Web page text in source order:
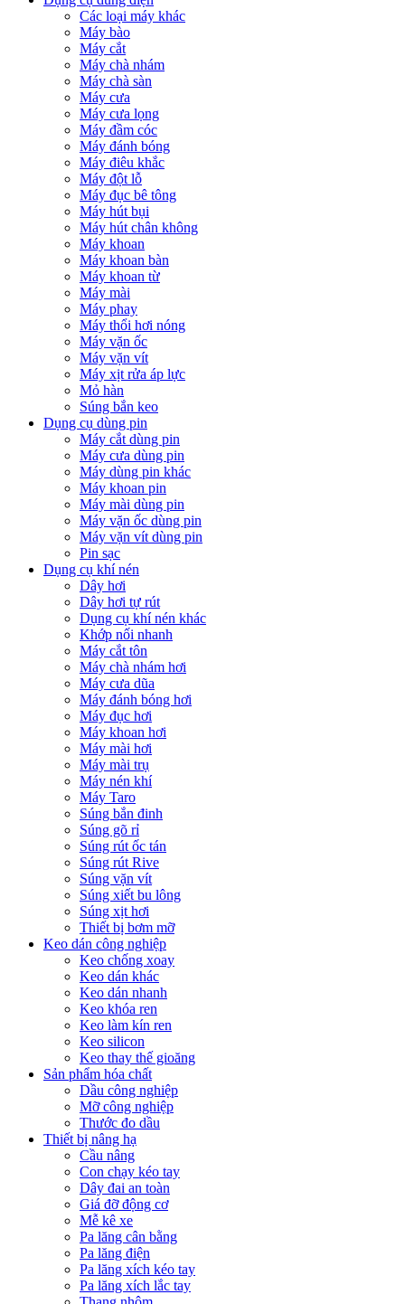
Các loại máy khác
Máy bào
Máy cắt
Máy chà nhám
Máy chà sàn
Máy cưa
Máy cưa lọng
Máy đầm cóc
Máy đánh bóng
Máy điêu khắc
Máy đột lỗ
Máy đục bê tông
Máy hút bụi
Máy hút chân không
Máy khoan
Máy khoan bàn
Máy khoan từ
Máy mài
Máy phay
Máy thổi hơi nóng
Máy vặn ốc
Máy vặn vít
Máy xịt rửa áp lực
Mỏ hàn
Súng bắn keo
Dụng cụ dùng pin
Máy cắt dùng pin
Máy cưa dùng pin
Máy dùng pin khác
Máy khoan pin
Máy mài dùng pin
Máy vặn ốc dùng pin
Máy vặn vít dùng pin
Pin sạc
Dụng cụ khí nén
Dây hơi
Dây hơi tự rút
Dụng cụ khí nén khác
Khớp nối nhanh
Máy cắt tôn
Máy chà nhám hơi
Máy cưa dũa
Máy đánh bóng hơi
Máy đục hơi
Máy khoan hơi
Máy mài hơi
Máy mài trụ
Máy nén khí
Máy Taro
Súng bắn đinh
Súng gõ rỉ
Súng rút ốc tán
Súng rút Rive
Súng vặn vít
Súng xiết bu lông
Súng xịt hơi
Thiết bị bơm mỡ
Keo dán công nghiệp
Keo chống xoay
Keo dán khác
Keo dán nhanh
Keo khóa ren
Keo làm kín ren
Keo silicon
Keo thay thế gioăng
Sản phẩm hóa chất
Dầu công nghiệp
Mỡ công nghiệp
Thước đo dầu
Thiết bị nâng hạ
Cầu nâng
Con chạy kéo tay
Dây đai an toàn
Giá đỡ động cơ
Mễ kê xe
Pa lăng cân bằng
Pa lăng điện
Pa lăng xích kéo tay
Pa lăng xích lắc tay